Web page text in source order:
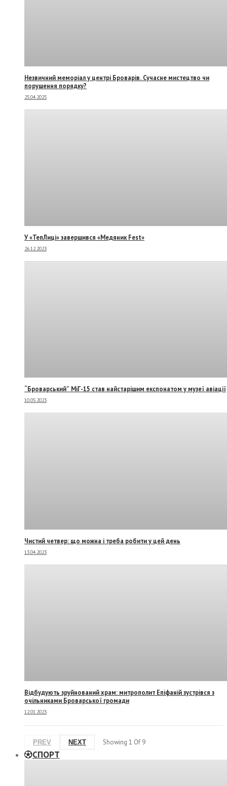
Незвичний меморіал у центрі Броварів. Сучасне мистецтво чи
порушення порядку?
25.04.2025
У «ТепЛиці» завершився «Медяник Fest»
26.12.2023
“Броварський” МіГ-15 став найстарішим експонатом у музеї авіації
10.05.2023
Чистий четвер: що можна і треба робити у цей день
13.04.2023
Відбудують зруйнований храм: митрополит Епіфаній зустрівся з
очільниками Броварської громади
12.01.2023
PREV NEXT Showing 1 Of 9
СПОРТ